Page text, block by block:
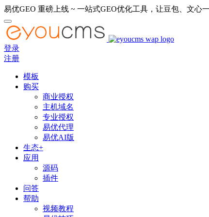
易优GEO 重磅上线 ~ 一站式GEO优化工具，让豆包、文心
登录
注册
模板
购买
商业授权
主机域名
专业授权
易优代理
易优AI版
生态+
应用
源码
插件
问答
帮助
视频教程